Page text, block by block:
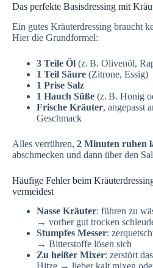
Das perfekte Basisdressing mit
Ein gutes Kräuterdressing braucht
Hier die Grundformel:
3 Teile Öl (z. B. Olivenöl,
1 Teil Säure (Zitrone, Essig)
1 Prise Salz
1 Hauch Süße (z. B. Honig
Frische Kräuter, angepasst
Geschmack
Alles verrühren, 2 Minuten ruhen
abschmecken und dann über den
Häufige Fehler beim
vermeidest
Nasse Kräuter: führen zu
→ vorher gut trocken
Stumpfes Messer:
→ Bitterstoffe lösen sich
Zu heißer Mixer: zerstört